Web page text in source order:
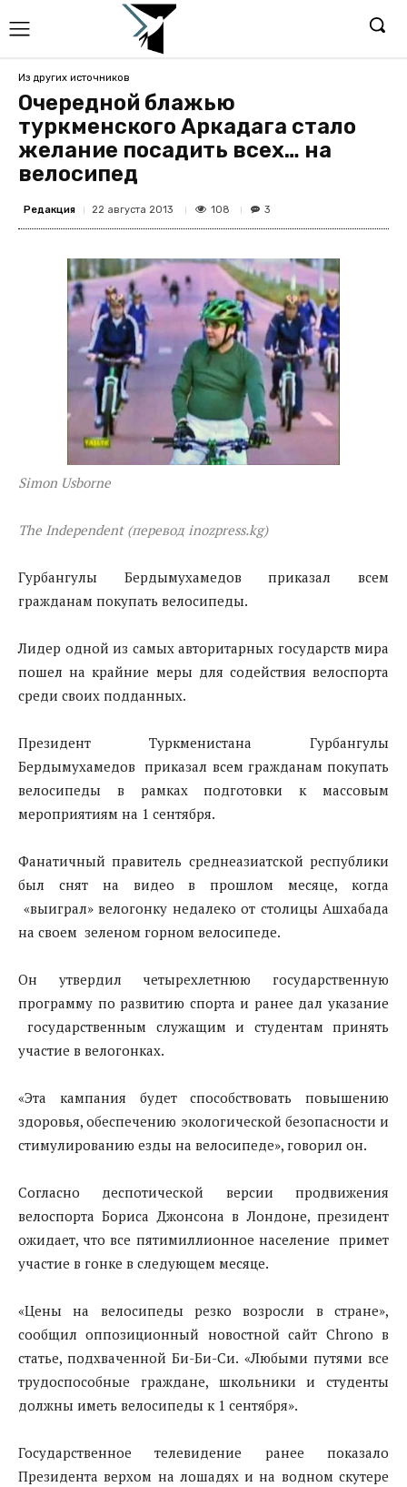
Из других источников
Очередной блажью
туркменского Аркадага стало
желание посадить всех… на
велосипед
Редакция 22 августа 2013 108 3
Simon Usborne
The Independent(перевод inozpress.kg)
Гурбангулы Бердымухамедов приказал всем
гражданам покупать велосипеды.
Лидер одной из самых авторитарных государств мира
пошел на крайние меры для содействия велоспорта
среди своих подданных.
Президент Туркменистана Гурбангулы
Бердымухамедов приказал всем гражданам покупать
велосипеды в рамках подготовки к массовым
мероприятиям на 1 сентября.
Фанатичный правитель среднеазиатской республики
был снят на видео в прошлом месяце, когда
«выиграл» велогонку недалеко от столицы Ашхабада
на своем зеленом горном велосипеде.
Он утвердил четырехлетнюю государственную
программу по развитию спорта и ранее дал указание
государственным служащим и студентам принять
участие в велогонках.
«Эта кампания будет способствовать повышению
здоровья, обеспечению экологической безопасности и
стимулированию езды на велосипеде», говорил он.
Согласно деспотической версии продвижения
велоспорта Бориса Джонсона в Лондоне, президент
ожидает, что все пятимиллионное население примет
участие в гонке в следующем месяце.
«Цены на велосипеды резко возросли в стране»,
сообщил оппозиционный новостной сайт Chrono в
статье, подхваченной Би-Би-Си. «Любыми путями все
трудоспособные граждане, школьники и студенты
должны иметь велосипеды к 1 сентября».
Государственное телевидение ранее показало
Президента верхом на лошадях и на водном скутере